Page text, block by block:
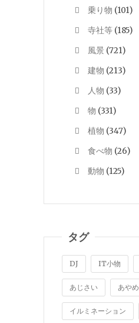
乗り物 (101)
寺社等 (185)
風景 (721)
建物 (213)
人物 (33)
物 (331)
植物 (347)
食べ物 (26)
動物 (125)
タグ
DJ IT小物
あじさい あやめ
イルミネーション